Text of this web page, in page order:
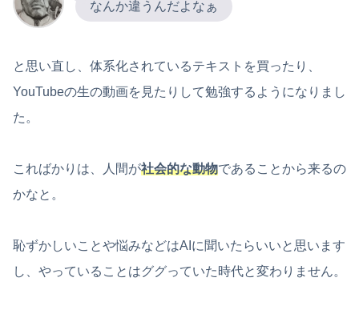
なんか違うんだよなぁ
と思い直し、体系化されているテキストを買ったり、
YouTubeの生の動画を見たりして勉強するようになりまし
た。
こればかりは、人間が社会的な動物であることから来るの
かなと。
恥ずかしいことや悩みなどはAIに聞いたらいいと思います
し、やっていることはググっていた時代と変わりません。